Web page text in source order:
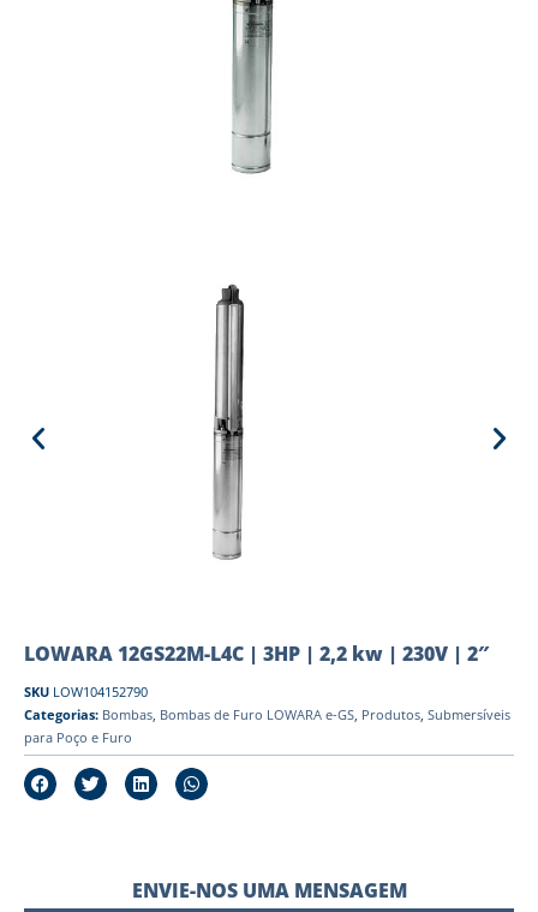
LOWARA 12GS22M-L4C | 3HP | 2,2 kw | 230V | 2″
SKU LOW104152790
Categorias: Bombas, Bombas de Furo LOWARA e-GS, Produtos, Submersíveis
para Poço e Furo
ENVIE-NOS UMA MENSAGEM